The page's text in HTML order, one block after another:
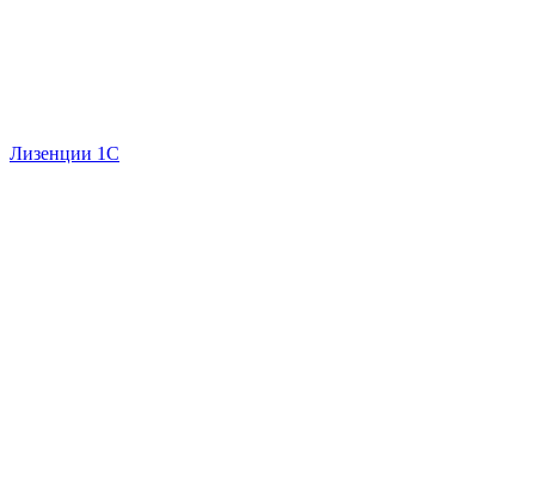
Лизенции 1С